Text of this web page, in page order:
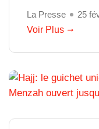
La Presse
25
Voir Plus